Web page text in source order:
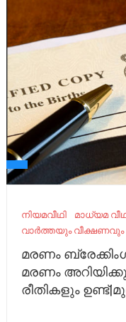
നിയമവീഥി മാധ്യമ
വാർത്തയും വീക്ഷണവും
മരണം
മരണം
രീതികളും